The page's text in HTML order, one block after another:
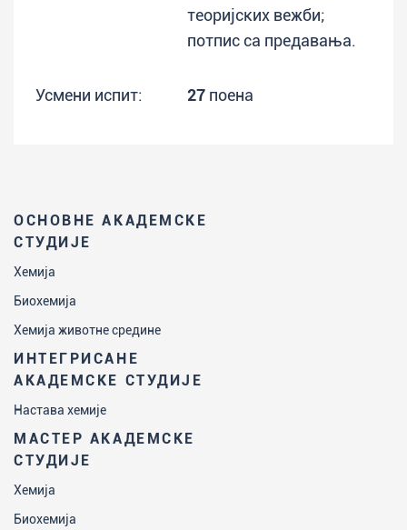
ОСНОВНЕ АКАДЕМСКЕ
СТУДИЈЕ
Хемија
Биохемија
Хемија животне средине
ИНТЕГРИСАНЕ
АКАДЕМСКЕ СТУДИЈЕ
Настава хемије
МАСТЕР АКАДЕМСКЕ
СТУДИЈЕ
Хемија
Биохемија
теоријских вежби;
потпис са предавања.
Усмени испит: 27 поена